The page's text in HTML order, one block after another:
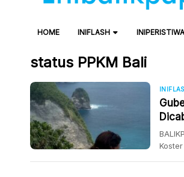
HOME INIFLASH INIPERISTIWA
status PPKM Bali